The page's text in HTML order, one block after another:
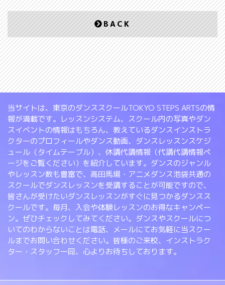
BACK
当サイトは、東京のダンススクールTOKYO STEPS ARTSの情
報が満載です。レッスンシステム、スクール内の写真やダン
スイベントの情報はもちろん、教えているダンスインストラ
クターのプロフィールやダンス動画、ダンスレッスンスケジ
ュール（タイムテーブル）、休講代講情報（代講代講情報ペ
ージをご覧ください）を紹介しています。ダンスのジャンル
やレッスン数も豊富で、高田馬場・アニメダンス池袋共通の
スクールでダンスレッスンを受講することが可能ですので、
皆さんが受けたいダンスレッスンがすぐに見つかるダンスス
クールです。毎月、入会や体験レッスンのお得なキャンペー
ン。ぜひチェックしてみてください。ダンスやスクールにつ
いてのわからないことは電話、メールにてお気軽に当スクー
ルまでお問い合わせください。皆様のご来校、インストラク
ター・スタッフ一同、心よりお待ちしております。